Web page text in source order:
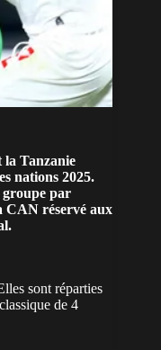
la Tanzanie
nations 2025.
groupe par
CAN réservé aux
sont réparties
de 4